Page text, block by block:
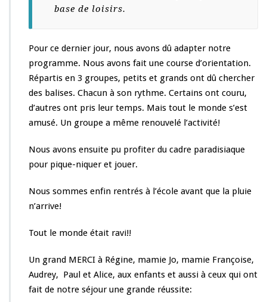
r
u
v
o
y
g
s
l
base de loisirs.
Pour ce dernier jour, nous avons dû adapter notre
programme. Nous avons fait une course d’orientation.
Répartis en 3 groupes, petits et grands ont dû chercher
des balises. Chacun à son rythme. Certains ont couru,
d’autres ont pris leur temps. Mais tout le monde s’est
amusé. Un groupe a même renouvelé l’activité!
Nous avons ensuite pu profiter du cadre paradisiaque
pour pique-niquer et jouer.
Nous sommes enfin rentrés à l’école avant que la pluie
n’arrive!
Tout le monde était ravi!!
Un grand MERCI à Régine, mamie Jo, mamie Françoise,
Audrey, Paul et Alice, aux enfants et aussi à ceux qui ont
fait de notre séjour une grande réussite: